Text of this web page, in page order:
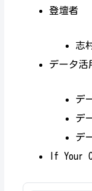
登壇者
志
データ活
デ
デ
デ
If Your